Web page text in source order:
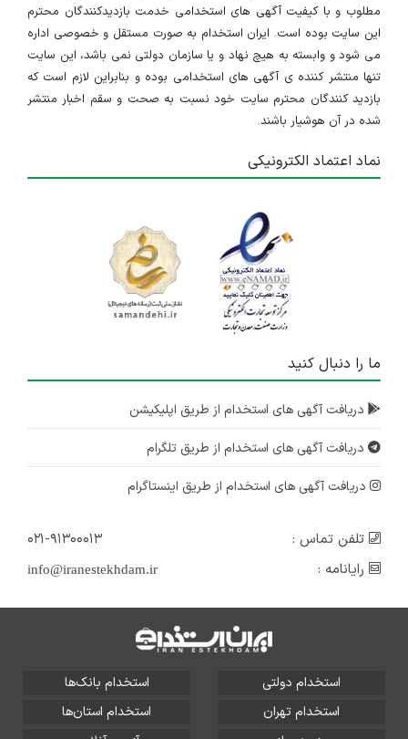
مطلوب و با کیفیت آگهی های استخدامی خدمت بازدیدکنندگان محترم
این سایت بوده است. ایران استخدام به صورت مستقل و خصوصی اداره
می شود و وابسته به هیچ نهاد و یا سازمان دولتی نمی باشد، این سایت
تنها منتشر کننده ی آگهی های استخدامی بوده و بنابراین لازم است که
بازدید کنندگان محترم سایت خود نسبت به صحت و سقم اخبار منتشر
شده در آن هوشیار باشند.
نماد اعتماد الکترونیکی
ما را دنبال کنید
دریافت آگهی های استخدام از طریق اپلیکیشن
دریافت آگهی های استخدام از طریق تلگرام
دریافت آگهی های استخدام از طریق اینستاگرام
تلفن تماس :
۰۲۱-۹۱۳۰۰۰۱۳
رایانامه :
info@iranestekhdam.ir
استخدام دولتی
استخدام بانک‌ها
استخدام تهران
استخدام استان‌ها